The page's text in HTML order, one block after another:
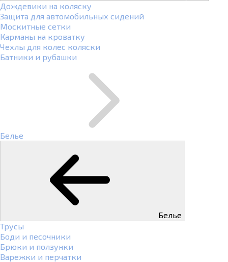
Дождевики на коляску
Защита для автомобильных сидений
Москитные сетки
Карманы на кроватку
Чехлы для колес коляски
Батники и рубашки
Белье
Белье
Трусы
Боди и песочники
Брюки и ползунки
Варежки и перчатки